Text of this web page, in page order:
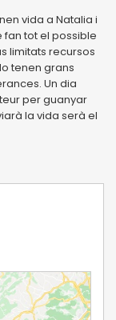
vida a Natalia i
fan tot el possible
limitats recursos
tenen grans
Un dia
per guanyar
la vida serà el